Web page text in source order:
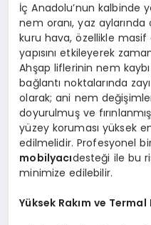
İç Anadolu’nun kalbinde
nem oranı, yaz aylarında
kuru hava, özellikle masif
yapısını etkileyerek
Ahşap liflerinin nem
bağlantı noktalarında
olarak; ani nem
doyurulmuş ve
yüzey koruması yüksek
edilmelidir. Profesyonel
mobilyacıdesteği ile bu
minimize edilebilir.
Yüksek Rakım ve